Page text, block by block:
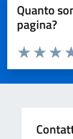
Quanto
pagina?
Valuta da 1 a 5
Valuta 2
Valuta 1